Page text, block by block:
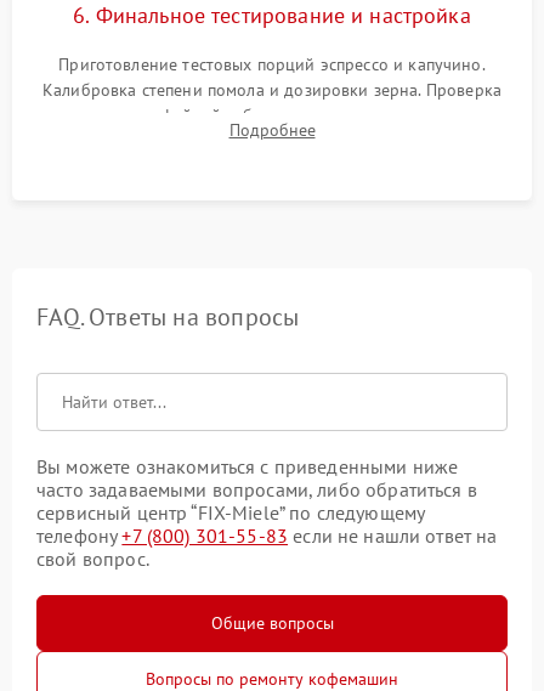
6. Финальное тестирование и настройка
Приготовление тестовых порций эспрессо и капучино.
Калибровка степени помола и дозировки зерна. Проверка
плотности кофейной таблетки, температуры напитка и
качества молочной пены. Контроль отсутствия посторонних
Подробнее
FAQ. Ответы на вопросы
Вы можете ознакомиться с приведенными ниже
часто задаваемыми вопросами, либо обратиться в
сервисный центр “FIX-Miele” по следующему
телефону+7 (800) 301-55-83 если не нашли ответ на
свой вопрос.
Общие вопросы
Вопросы по ремонту кофемашин